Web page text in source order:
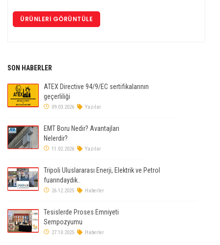
ÜRÜNLERI GÖRÜNTÜLE
SON HABERLER
ATEX Directive 94/9/EC sertifikalarının
geçerliliği
09.03.2026 Yazılar
EMT Boru Nedir? Avantajları
Nelerdir?
11.02.2026 Yazılar
Tripoli Uluslararası Enerji, Elektrik ve Petrol
fuarındaydık..
26.12.2025 Haberler
Tesislerde Proses Emniyeti
Sempozyumu
27.10.2025 Haberler